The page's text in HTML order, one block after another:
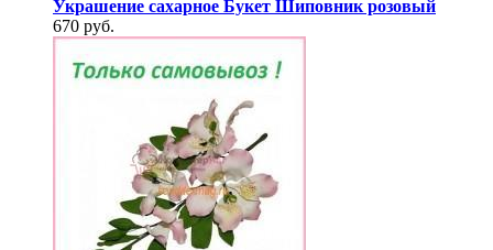
Украшение сахарное Букет Шиповник розовый
670 руб.